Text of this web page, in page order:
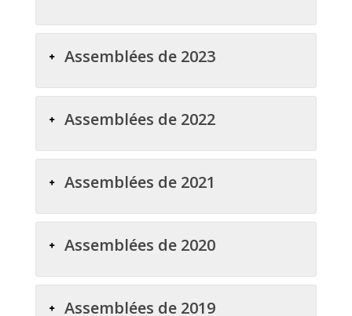
Assemblées de 2023
Assemblées de 2022
Assemblées de 2021
Assemblées de 2020
Assemblées de 2019